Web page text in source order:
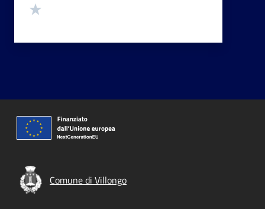
Comune di Villongo